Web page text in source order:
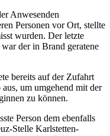
Anwesenden
Personen vor Ort, stellte
wurden. Der letzte
der in Brand geratene
bereits auf der Zufahrt
um umgehend mit der
zu können.
Person dem ebenfalls
Stelle Karlstetten-